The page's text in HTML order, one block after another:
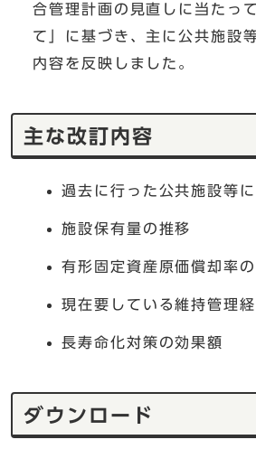
合管理計画の見直しに当たっ
て」に基づき、主に公共施設
内容を反映しました。
主な改訂内容
過去に行った公共施設等
施設保有量の推移
有形固定資産原価償却率
現在要している維持管理
長寿命化対策の効果額
ダウンロード